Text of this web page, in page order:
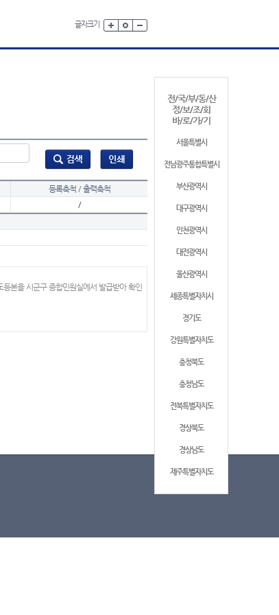
글자크기
전/국/부/동/산
정/보/조/회
바/로/가/기
서울특별시
전남광주통합특별시
부산광역시
대구광역시
인천광역시
대전광역시
울산광역시
세종특별자치시
경기도
강원특별자치도
충청북도
충청남도
전북특별자치도
경상북도
경상남도
제주특별자치도
등록축척 / 출력축척
/
본을 시군구 종합민원실에서 발급받아 확인